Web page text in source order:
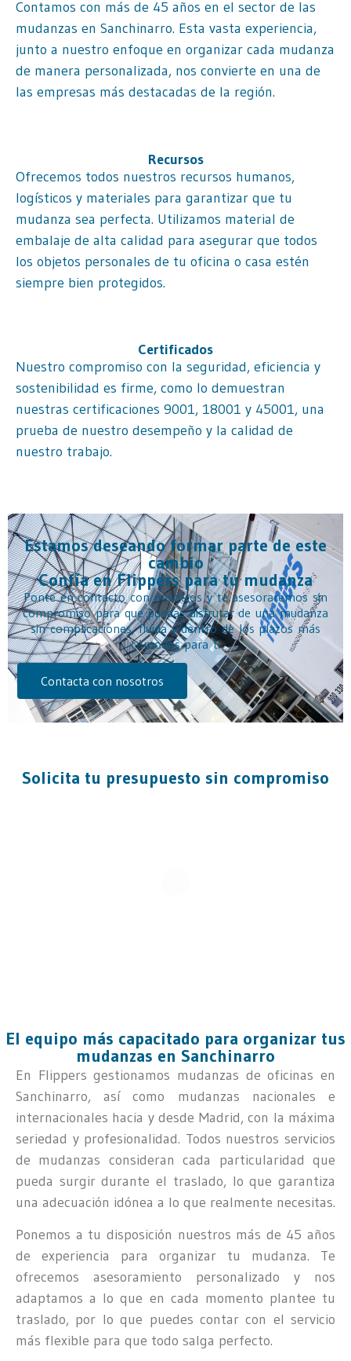
Contamos con más de 45 años en el sector de las
mudanzas en Sanchinarro. Esta vasta experiencia,
junto a nuestro enfoque en organizar cada mudanza
de manera personalizada, nos convierte en una de
las empresas más destacadas de la región.
Recursos
Ofrecemos todos nuestros recursos humanos,
logísticos y materiales para garantizar que tu
mudanza sea perfecta. Utilizamos material de
embalaje de alta calidad para asegurar que todos
los objetos personales de tu oficina o casa estén
siempre bien protegidos.
Certificados
Nuestro compromiso con la seguridad, eficiencia y
sostenibilidad es firme, como lo demuestran
nuestras certificaciones 9001, 18001 y 45001, una
prueba de nuestro desempeño y la calidad de
nuestro trabajo.
Estamos deseando formar parte de este
cambio
Confía en Flippers para tu mudanza
Ponte en contacto con nosotros y te asesoraremos sin
compromiso para que puedas disfrutar de una mudanza
sin complicaciones, fluida y dentro de los plazos más
cómodos para ti
Contacta con nosotros
Solicita tu presupuesto sin compromiso
El equipo más capacitado para organizar tus
mudanzas en Sanchinarro
En Flippers gestionamos mudanzas de oficinas en
Sanchinarro, así como mudanzas nacionales e
internacionales hacia y desde Madrid, con la máxima
seriedad y profesionalidad. Todos nuestros servicios
de mudanzas consideran cada particularidad que
pueda surgir durante el traslado, lo que garantiza
una adecuación idónea a lo que realmente necesitas.
Ponemos a tu disposición nuestros más de 45 años
de experiencia para organizar tu mudanza. Te
ofrecemos asesoramiento personalizado y nos
adaptamos a lo que en cada momento plantee tu
traslado, por lo que puedes contar con el servicio
más flexible para que todo salga perfecto.